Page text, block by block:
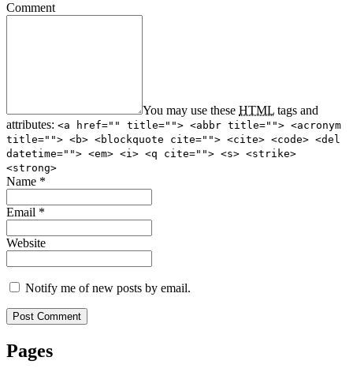
Comment
You may use these HTML tags and
attributes: <a href="" title=""> <abbr title=""> <acronym
title=""> <b> <blockquote cite=""> <cite> <code> <del
datetime=""> <em> <i> <q cite=""> <s> <strike>
<strong>
Name *
Email *
Website
Notify me of new posts by email.
Pages